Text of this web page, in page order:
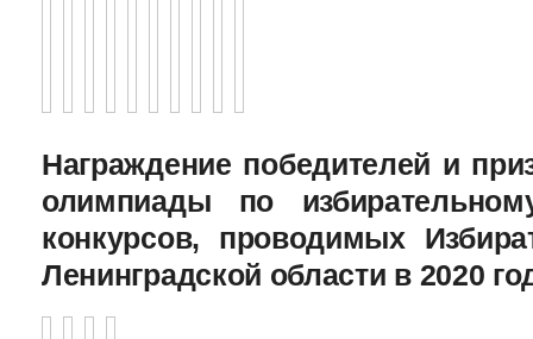
Награждение победителей и
олимпиады по
конкурсов, проводимых
Ленинградской области в 2020